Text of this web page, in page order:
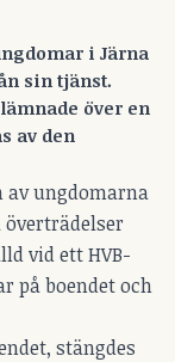
i Järna
sin tjänst.
över en
av den
av ungdomarna
vid ett HVB-
på boendet och
stängdes